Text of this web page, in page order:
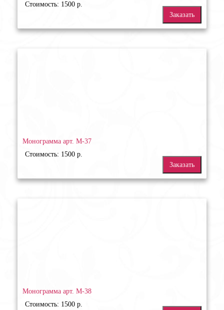
Стоимость: 1500 р.
Заказать
Монограмма арт. М-37
Стоимость: 1500 р.
Заказать
Монограмма арт. М-38
Стоимость: 1500 р.